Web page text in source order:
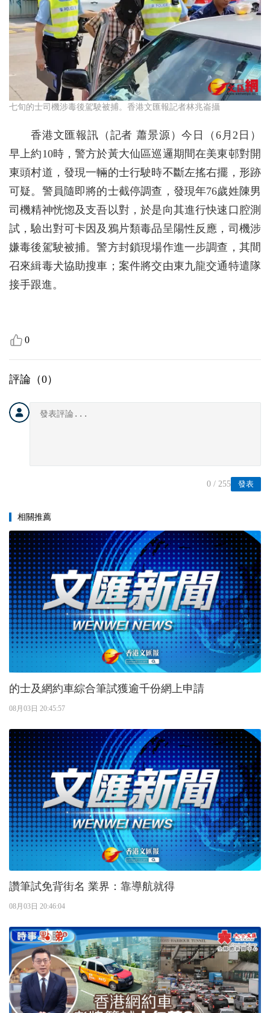
七旬的士司機涉毒後駕駛被捕。香港文匯報記者林兆崙攝
香港文匯報訊（記者 蕭景源）今日（6月2日）
早上約10時，警方於黃大仙區巡邏期間在美東邨對開
東頭村道，發現一輛的士行駛時不斷左搖右擺，形跡
可疑。警員隨即將的士截停調查，發現年76歲姓陳男
司機精神恍惚及支吾以對，於是向其進行快速口腔測
試，驗出對可卡因及鴉片類毒品呈陽性反應，司機涉
嫌毒後駕駛被捕。警方封鎖現場作進一步調查，其間
召來緝毒犬協助搜車；案件將交由東九龍交通特遣隊
接手跟進。
0
評論（0）
發表
0 / 255
相關推薦
的士及網約車綜合筆試獲逾千份網上申請
08月03日 20:45:57
讚筆試免背街名 業界：靠導航就得
08月03日 20:46:04